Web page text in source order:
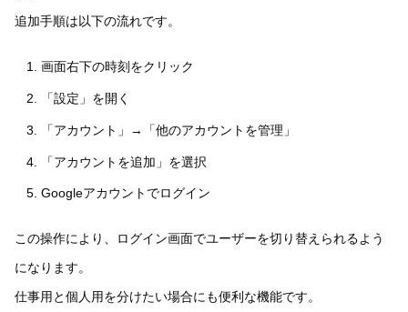
追加手順は以下の流れです。
画面右下の時刻をクリック
「設定」を開く
「アカウント」→「他のアカウントを管理」
「アカウントを追加」を選択
Googleアカウントでログイン
この操作により、ログイン画面でユーザーを切り替えられるよう
になります。
仕事用と個人用を分けたい場合にも便利な機能です。